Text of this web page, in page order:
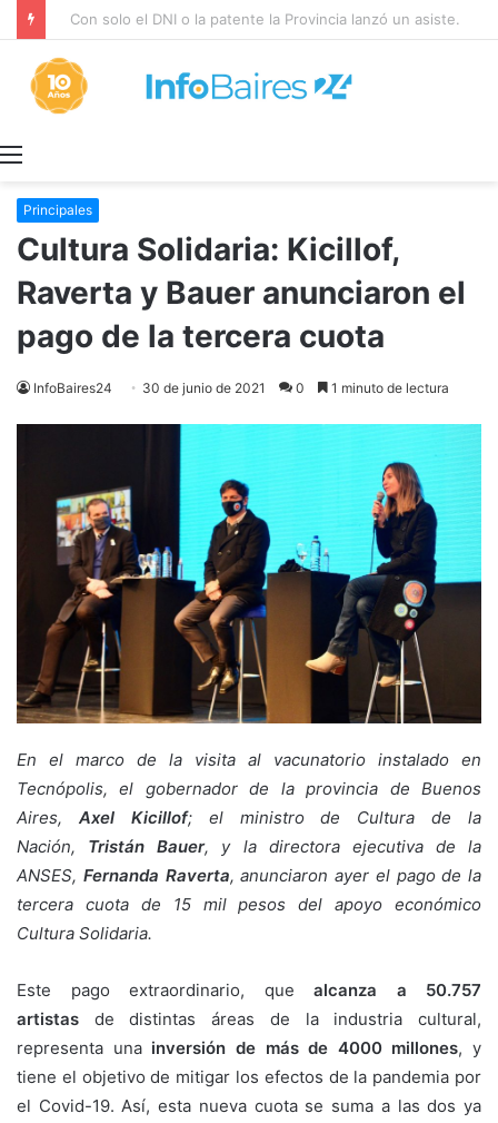
Con solo el DNI o la patente la Provincia lanzó un asistente virtual para consultar infracciones en segundos
Principales
Cultura Solidaria: Kicillof,
Raverta y Bauer anunciaron el
pago de la tercera cuota
InfoBaires24 30 de junio de 2021 0 1 minuto de lectura
En el marco de la visita al vacunatorio instalado en
Tecnópolis, el gobernador de la provincia de Buenos
Aires, Axel Kicillof; el ministro de Cultura de la
Nación, Tristán Bauer, y la directora ejecutiva de la
ANSES, Fernanda Raverta, anunciaron ayer el pago de la
tercera cuota de 15 mil pesos del apoyo económico
Cultura Solidaria.
Este pago extraordinario, que alcanza a 50.757
artistas de distintas áreas de la industria cultural,
representa una inversión de más de 4000 millones, y
tiene el objetivo de mitigar los efectos de la pandemia por
el Covid-19. Así, esta nueva cuota se suma a las dos ya